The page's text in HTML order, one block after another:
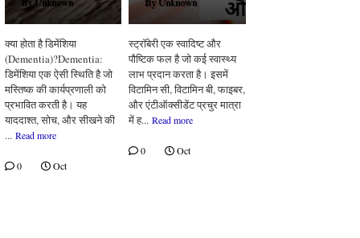
क्या होता है डिमेंशिया
(Dementia)?Dementia:
डिमेंशिया एक ऐसी स्थिति है जो
मस्तिष्क की कार्यप्रणाली को
प्रभावित करती है। यह
याददाश्त, सोच, और सीखने की
... Read more
0 Oct
स्ट्रॉबेरी एक स्वादिष्ट और
पौष्टिक फल है जो कई स्वास्थ्य
लाभ प्रदान करता है। इसमें
विटामिन सी, विटामिन बी, फाइबर,
और एंटीऑक्सीडेंट प्रचुर मात्रा
में ह... Read more
0 Oct